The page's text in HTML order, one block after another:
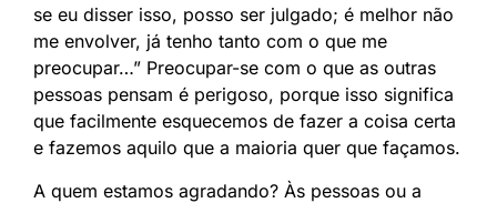
se eu disser isso, posso ser julgado; é melhor não
me envolver, já tenho tanto com o que me
preocupar…” Preocupar-se com o que as outras
pessoas pensam é perigoso, porque isso significa
que facilmente esquecemos de fazer a coisa certa
e fazemos aquilo que a maioria quer que façamos.
A quem estamos agradando? Às pessoas ou a